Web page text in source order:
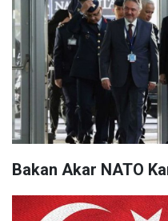
Bakan Akar NATO